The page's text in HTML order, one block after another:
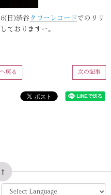
日)渋谷タワーレコードでのリリ
ておりますー。
次の記事
戻る